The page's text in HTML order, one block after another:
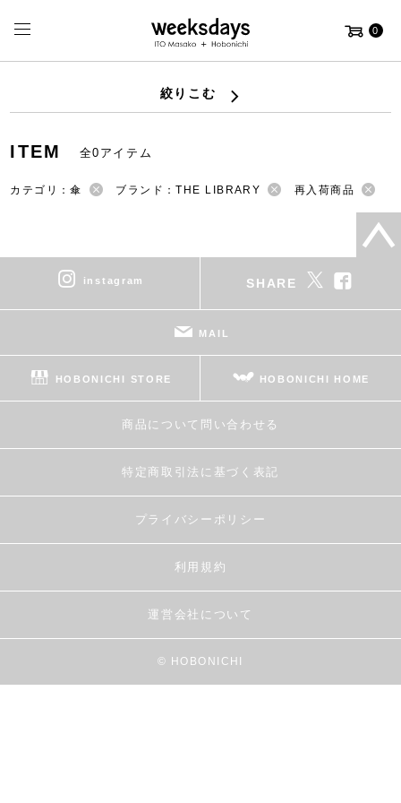
0
絞りこむ
ITEM 全0アイテム
カテゴリ：傘 ブランド：THE LIBRARY 再入荷商品
instagram SHARE
MAIL
HOBONICHI STORE HOBONICHI HOME
商品について問い合わせる
特定商取引法に基づく表記
プライバシーポリシー
利用規約
運営会社について
© HOBONICHI